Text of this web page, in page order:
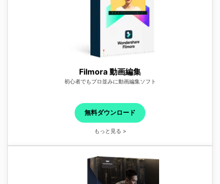
Filmora 動画編集
初心者でもプロ並みに動画編集ソフト
無料ダウンロード
もっと見る >